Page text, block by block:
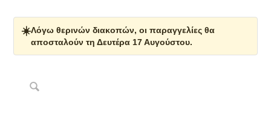
☀️Λόγω θερινών διακοπών, οι παραγγελίες θα
αποσταλούν τη Δευτέρα 17 Αυγούστου.